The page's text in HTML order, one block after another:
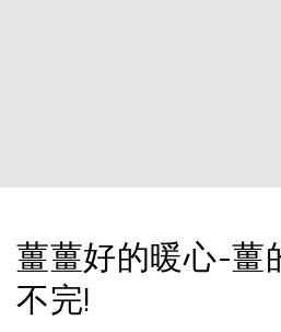
薑薑好的暖心-薑
不完!